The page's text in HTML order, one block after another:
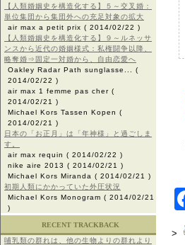
【人類婚姻史を構造化する】５～交叉婚：
単位集団から集団外への充足対象の拡大
air max a petit prix ( 2014/02/22 )
【人類婚姻史を構造化する】９～ルネッサ
ンスから近代の婚姻様式：私権闘争以降、
略奪婚⇒固定一対婚から、自由恋愛へ
Oakley Radar Path sunglasse... (
2014/02/22 )
air max 1 femme pas cher (
2014/02/21 )
Michael Kors Tassen Kopen (
2014/02/21 )
日本の「お正月」は「年神様」と過ごしま
す。
air max requin ( 2014/02/22 )
nike aire 2013 ( 2014/02/21 )
Michael Kors Miranda ( 2014/02/21 )
初期人類にかかっていた外圧状況
Michael Kors Monogram ( 2014/02/21
)
RECENT TRACKBACK
哺乳類の群れは、他の生物よりの群れより
>